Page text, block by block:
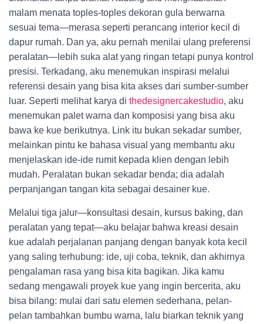
malam menata toples-toples dekoran gula berwarna
sesuai tema—merasa seperti perancang interior kecil di
dapur rumah. Dan ya, aku pernah menilai ulang preferensi
peralatan—lebih suka alat yang ringan tetapi punya kontrol
presisi. Terkadang, aku menemukan inspirasi melalui
referensi desain yang bisa kita akses dari sumber-sumber
luar. Seperti melihat karya di thedesignercakestudio, aku
menemukan palet warna dan komposisi yang bisa aku
bawa ke kue berikutnya. Link itu bukan sekadar sumber,
melainkan pintu ke bahasa visual yang membantu aku
menjelaskan ide-ide rumit kepada klien dengan lebih
mudah. Peralatan bukan sekadar benda; dia adalah
perpanjangan tangan kita sebagai desainer kue.
Melalui tiga jalur—konsultasi desain, kursus baking, dan
peralatan yang tepat—aku belajar bahwa kreasi desain
kue adalah perjalanan panjang dengan banyak kota kecil
yang saling terhubung: ide, uji coba, teknik, dan akhirnya
pengalaman rasa yang bisa kita bagikan. Jika kamu
sedang mengawali proyek kue yang ingin bercerita, aku
bisa bilang: mulai dari satu elemen sederhana, pelan-
pelan tambahkan bumbu warna, lalu biarkan teknik yang